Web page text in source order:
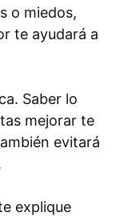
o miedos,
te ayudará a
Saber lo
mejorar te
evitará
explique